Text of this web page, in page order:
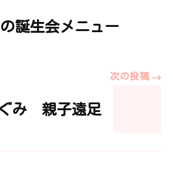
誕生会メニュー
次の投稿
み 親子遠足